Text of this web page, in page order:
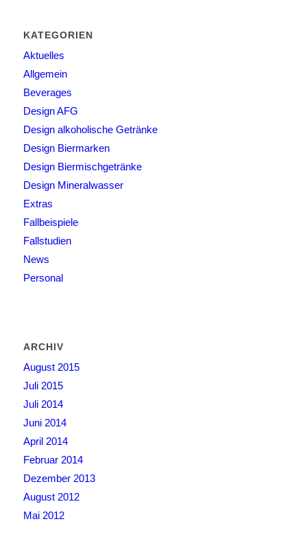
KATEGORIEN
Aktuelles
Allgemein
Beverages
Design AFG
Design alkoholische Getränke
Design Biermarken
Design Biermischgetränke
Design Mineralwasser
Extras
Fallbeispiele
Fallstudien
News
Personal
ARCHIV
August 2015
Juli 2015
Juli 2014
Juni 2014
April 2014
Februar 2014
Dezember 2013
August 2012
Mai 2012